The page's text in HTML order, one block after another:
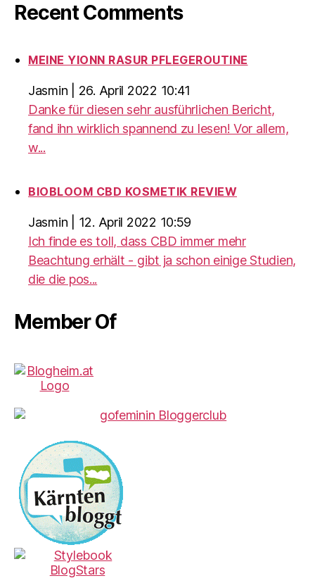
Recent Comments
MEINE YIONN RASUR PFLEGEROUTINE
Jasmin
26. April 2022 10:41
Danke für diesen sehr ausführlichen Bericht,
fand ihn wirklich spannend zu lesen! Vor allem,
w...
BIOBLOOM CBD KOSMETIK REVIEW
Jasmin
12. April 2022 10:59
Ich finde es toll, dass CBD immer mehr
Beachtung erhält - gibt ja schon einige Studien,
die die pos...
Member Of